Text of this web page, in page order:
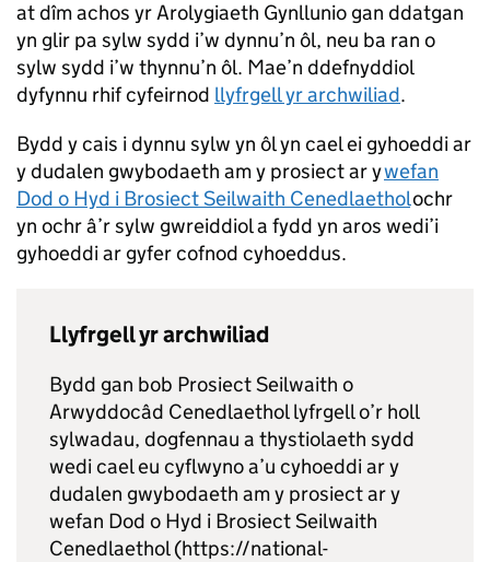
at dîm achos yr Arolygiaeth Gynllunio gan ddatgan
yn glir pa sylw sydd i’w dynnu’n ôl, neu ba ran o
sylw sydd i’w thynnu’n ôl. Mae’n ddefnyddiol
dyfynnu rhif cyfeirnod llyfrgell yr archwiliad.
Bydd y cais i dynnu sylw yn ôl yn cael ei gyhoeddi ar
y dudalen gwybodaeth am y prosiect ar ywefan
Dod o Hyd i Brosiect Seilwaith Cenedlaetholochr
yn ochr â’r sylw gwreiddiol a fydd yn aros wedi’i
gyhoeddi ar gyfer cofnod cyhoeddus.
Llyfrgell yr archwiliad
Bydd gan bob Prosiect Seilwaith o
Arwyddocâd Cenedlaethol lyfrgell o’r holl
sylwadau, dogfennau a thystiolaeth sydd
wedi cael eu cyflwyno a’u cyhoeddi ar y
dudalen gwybodaeth am y prosiect ar y
wefan Dod o Hyd i Brosiect Seilwaith
Cenedlaethol (https://national-